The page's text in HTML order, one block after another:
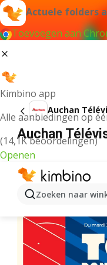
Actuele folders
Toevoegen aan
Kimbino app
Alle aanbiedingen op
(14,1K beoordelingen)
Openen
Zoeken naar
Auchan
Auchan